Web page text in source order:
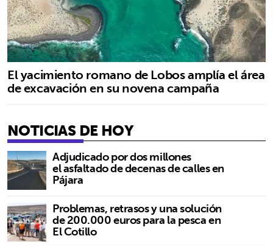
El yacimiento romano de Lobos amplía el área
de excavación en su novena campaña
NOTICIAS DE HOY
Adjudicado por dos millones
el asfaltado de decenas de calles en
Pájara
Problemas, retrasos y una solución
de 200.000 euros para la pesca en
El Cotillo